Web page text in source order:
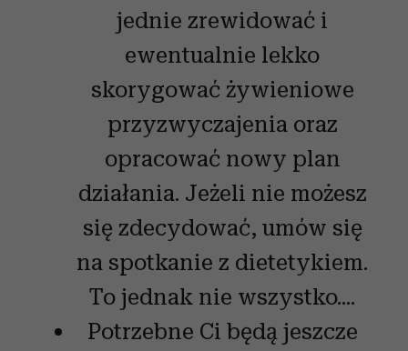
jednie zrewidować i
ewentualnie lekko
skorygować żywieniowe
przyzwyczajenia oraz
opracować nowy plan
działania. Jeżeli nie możesz
się zdecydować, umów się
na spotkanie z dietetykiem.
To jednak nie wszystko....
Potrzebne Ci będą jeszcze